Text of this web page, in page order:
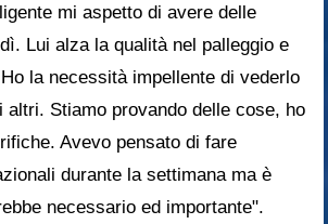
mi aspetto di avere delle
Lui alza la qualità nel palleggio e
la necessità impellente di vederlo
altri. Stiamo provando delle cose, ho
Avevo pensato di fare
durante la settimana ma è
necessario ed importante".